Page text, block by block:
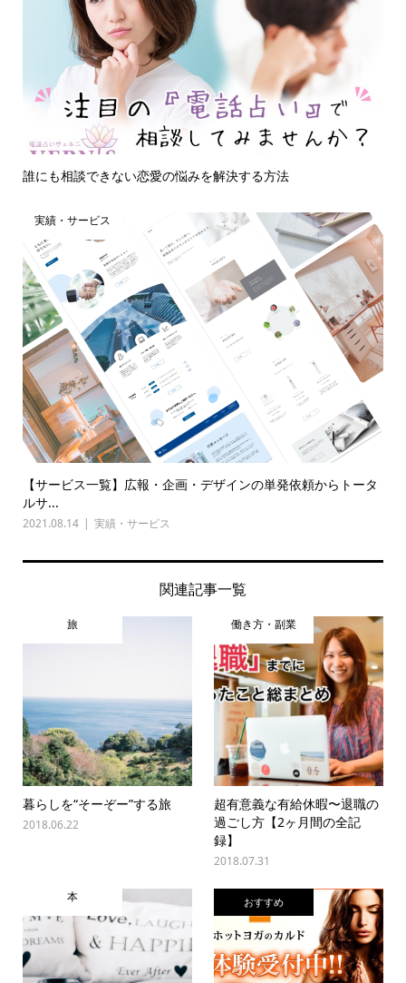
誰にも相談できない恋愛の悩みを解決する方法
実績・サービス
【サービス一覧】広報・企画・デザインの単発依頼からトータ
ルサ...
2021.08.14 実績・サービス
関連記事一覧
旅
暮らしを“そーぞー”する旅
2018.06.22
働き方・副業
超有意義な有給休暇〜退職の
過ごし方【2ヶ月間の全記
録】
2018.07.31
本 おすすめ